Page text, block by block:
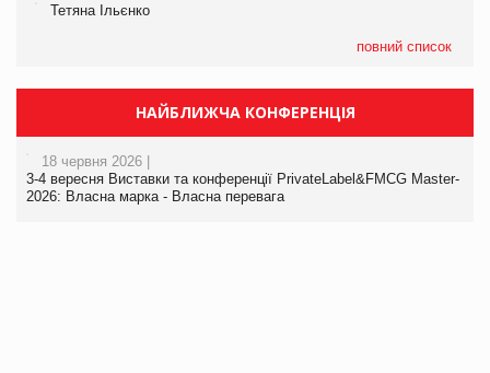
Тетяна Ільєнко
повний список
НАЙБЛИЖЧА КОНФЕРЕНЦІЯ
18 червня 2026 |
3-4 вересня Виставки та конференції PrivateLabel&FMCG Master-
2026: Власна марка - Власна перевага